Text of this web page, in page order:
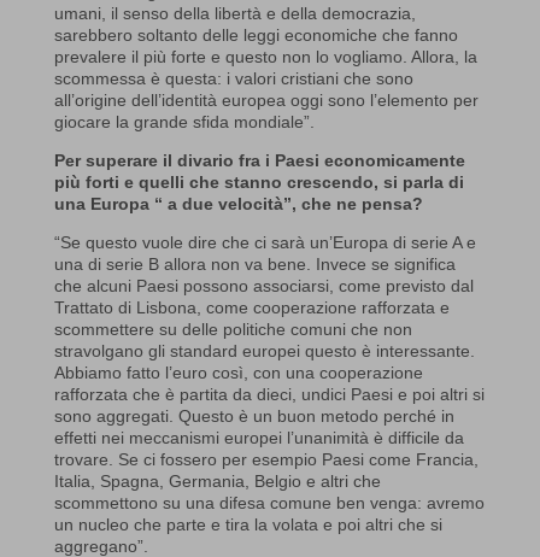
umani, il senso della libertà e della democrazia,
sarebbero soltanto delle leggi economiche che fanno
prevalere il più forte e questo non lo vogliamo. Allora, la
scommessa è questa: i valori cristiani che sono
all’origine dell’identità europea oggi sono l’elemento per
giocare la grande sfida mondiale”.
Per superare il divario fra i Paesi economicamente
più forti e quelli che stanno crescendo, si parla di
una Europa “ a due velocità”, che ne pensa?
“Se questo vuole dire che ci sarà un’Europa di serie A e
una di serie B allora non va bene. Invece se significa
che alcuni Paesi possono associarsi, come previsto dal
Trattato di Lisbona, come cooperazione rafforzata e
scommettere su delle politiche comuni che non
stravolgano gli standard europei questo è interessante.
Abbiamo fatto l’euro così, con una cooperazione
rafforzata che è partita da dieci, undici Paesi e poi altri si
sono aggregati. Questo è un buon metodo perché in
effetti nei meccanismi europei l’unanimità è difficile da
trovare. Se ci fossero per esempio Paesi come Francia,
Italia, Spagna, Germania, Belgio e altri che
scommettono su una difesa comune ben venga: avremo
un nucleo che parte e tira la volata e poi altri che si
aggregano”.